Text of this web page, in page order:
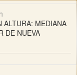
ALTURA: MEDIANA
DE NUEVA